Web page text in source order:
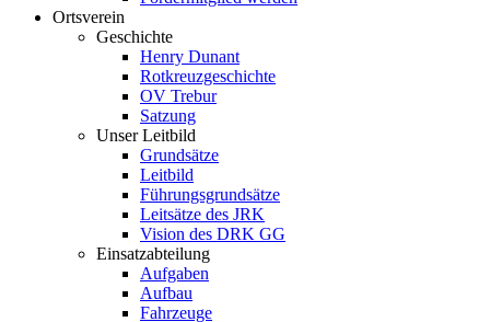
Ortsverein
Geschichte
Henry Dunant
Rotkreuzgeschichte
OV Trebur
Satzung
Unser Leitbild
Grundsätze
Leitbild
Führungsgrundsätze
Leitsätze des JRK
Vision des DRK GG
Einsatzabteilung
Aufgaben
Aufbau
Fahrzeuge